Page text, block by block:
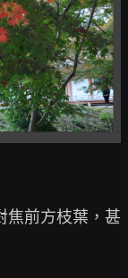
焦前方枝葉，甚